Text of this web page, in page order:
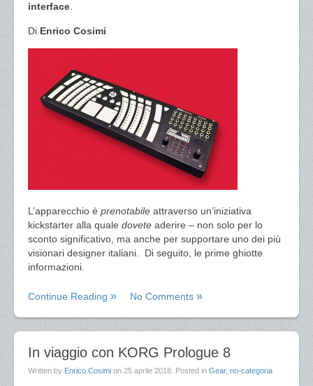
interface
Di Enrico Cosimi
L’apparecchio è prenotabile attraverso un’iniziativa
kickstarter alla quale dovete aderire – non solo per lo
sconto significativo, ma anche per supportare uno dei più
visionari designer italiani. Di seguito, le prime ghiotte
informazioni.
Continue Reading No Comments
In viaggio con KORG Prologue 8
Written by Enrico Cosimi on 25 aprile 2018 . Posted in Gear, no-categoria